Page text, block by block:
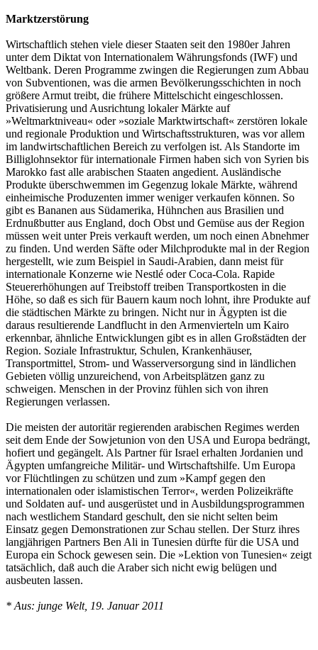
Marktzerstörung
Wirtschaftlich stehen viele dieser Staaten seit den 1980er Jahren
unter dem Diktat von Internationalem Währungsfonds (IWF) und
Weltbank. Deren Programme zwingen die Regierungen zum Abbau
von Subventionen, was die armen Bevölkerungsschichten in noch
größere Armut treibt, die frühere Mittelschicht eingeschlossen.
Privatisierung und Ausrichtung lokaler Märkte auf
»Weltmarktniveau« oder »soziale Marktwirtschaft« zerstören lokale
und regionale Produktion und Wirtschaftsstrukturen, was vor allem
im landwirtschaftlichen Bereich zu verfolgen ist. Als Standorte im
Billig­lohnsektor für internationale Firmen haben sich von Syrien bis
Marokko fast alle arabischen Staaten angedient. Ausländische
Produkte überschwemmen im Gegenzug lokale Märkte, während
einheimische Produzenten immer weniger verkaufen können. So
gibt es Bananen aus Südamerika, Hühnchen aus Brasilien und
Erdnußbutter aus England, doch Obst und Gemüse aus der Region
müssen weit unter Preis verkauft werden, um noch einen Abnehmer
zu finden. Und werden Säfte oder Milchprodukte mal in der Region
hergestellt, wie zum Beispiel in Saudi-Arabien, dann meist für
internationale Konzerne wie Nestlé oder Coca-Cola. Rapide
Steuererhöhungen auf Treibstoff treiben Transportkosten in die
Höhe, so daß es sich für Bauern kaum noch lohnt, ihre Produkte auf
die städtischen Märkte zu bringen. Nicht nur in Ägypten ist die
daraus resultierende Landflucht in den Armenvierteln um Kairo
erkennbar, ähnliche Entwicklungen gibt es in allen Großstädten der
Region. Soziale Infrastruktur, Schulen, Krankenhäuser,
Transportmittel, Strom- und Wasserversorgung sind in ländlichen
Gebieten völlig unzureichend, von Arbeitsplätzen ganz zu
schweigen. Menschen in der Provinz fühlen sich von ihren
Regierungen verlassen.
Die meisten der autoritär regierenden arabischen Regimes werden
seit dem Ende der Sowjetunion von den USA und Europa bedrängt,
hofiert und gegängelt. Als Partner für Israel erhalten Jordanien und
Ägypten umfangreiche Militär- und Wirtschaftshilfe. Um Europa
vor Flüchtlingen zu schützen und zum »Kampf gegen den
internationalen oder islamistischen Terror«, werden Polizeikräfte
und Soldaten auf- und ausgerüstet und in Ausbildungsprogrammen
nach westlichem Standard geschult, den sie nicht selten beim
Einsatz gegen Demonstrationen zur Schau stellen. Der Sturz ihres
langjährigen Partners Ben Ali in Tunesien dürfte für die USA und
Europa ein Schock gewesen sein. Die »Lektion von Tunesien« zeigt
tatsächlich, daß auch die Araber sich nicht ewig belügen und
ausbeuten lassen.
* Aus: junge Welt, 19. Januar 2011